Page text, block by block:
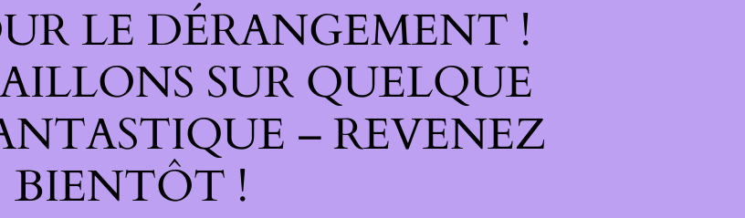
LE DÉRANGEMENT !
SUR QUELQUE
– REVENEZ
BIENTÔT !